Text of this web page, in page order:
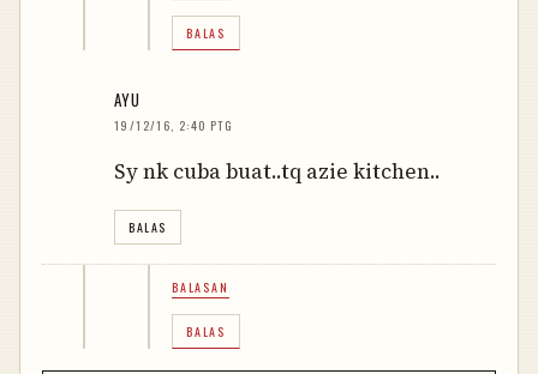
BALAS
AYU
19/12/16, 2:40 PTG
Sy nk cuba buat..tq azie kitchen..
BALAS
BALASAN
BALAS